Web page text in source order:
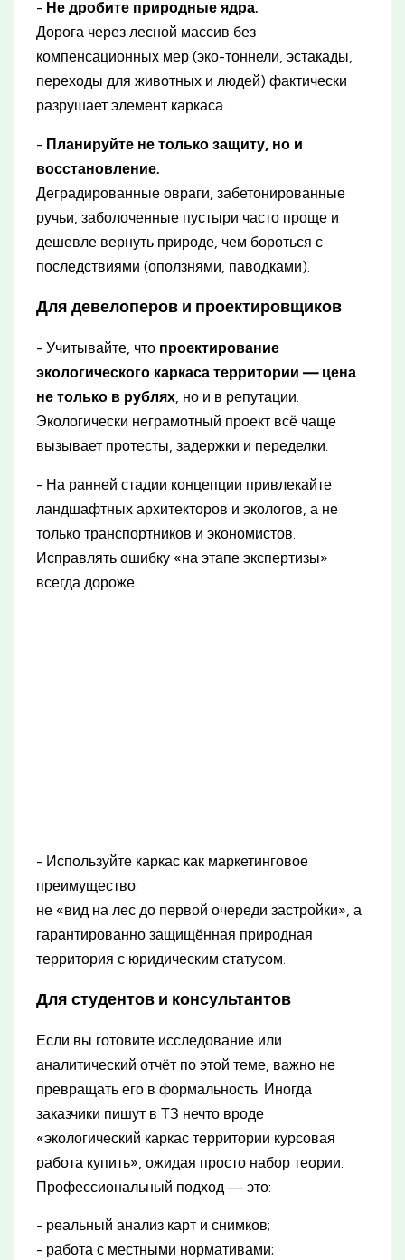
- Не дробите природные ядра.
Дорога через лесной массив без
компенсационных мер (эко-тоннели, эстакады,
переходы для животных и людей) фактически
разрушает элемент каркаса.
- Планируйте не только защиту, но и
восстановление.
Деградированные овраги, забетонированные
ручьи, заболоченные пустыри часто проще и
дешевле вернуть природе, чем бороться с
последствиями (оползнями, паводками).
Для девелоперов и проектировщиков
- Учитывайте, что проектирование
экологического каркаса территории — цена
не только в рублях, но и в репутации.
Экологически неграмотный проект всё чаще
вызывает протесты, задержки и переделки.
- На ранней стадии концепции привлекайте
ландшафтных архитекторов и экологов, а не
только транспортников и экономистов.
Исправлять ошибку «на этапе экспертизы»
всегда дороже.
- Используйте каркас как маркетинговое
преимущество:
не «вид на лес до первой очереди застройки», а
гарантированно защищённая природная
территория с юридическим статусом.
Для студентов и консультантов
Если вы готовите исследование или
аналитический отчёт по этой теме, важно не
превращать его в формальность. Иногда
заказчики пишут в ТЗ нечто вроде
«экологический каркас территории курсовая
работа купить», ожидая просто набор теории.
Профессиональный подход — это:
- реальный анализ карт и снимков;
- работа с местными нормативами;